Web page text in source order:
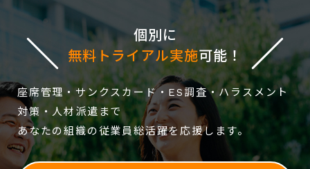
個別に
無料トライアル実施可能！
座席管理・サンクスカード・ES調査・ハラスメント
対策・人材派遣まで
あなたの組織の従業員総活躍を応援します。